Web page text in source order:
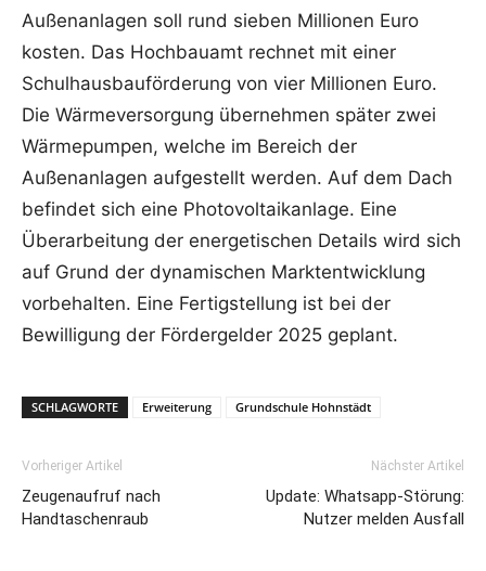
Außenanlagen soll rund sieben Millionen Euro
kosten. Das Hochbauamt rechnet mit einer
Schulhausbauförderung von vier Millionen Euro.
Die Wärmeversorgung übernehmen später zwei
Wärmepumpen, welche im Bereich der
Außenanlagen aufgestellt werden. Auf dem Dach
befindet sich eine Photovoltaikanlage. Eine
Überarbeitung der energetischen Details wird sich
auf Grund der dynamischen Marktentwicklung
vorbehalten. Eine Fertigstellung ist bei der
Bewilligung der Fördergelder 2025 geplant.
SCHLAGWORTE Erweiterung Grundschule Hohnstädt
Vorheriger Artikel
Zeugenaufruf nach
Handtaschenraub
Nächster Artikel
Update: Whatsapp-Störung:
Nutzer melden Ausfall